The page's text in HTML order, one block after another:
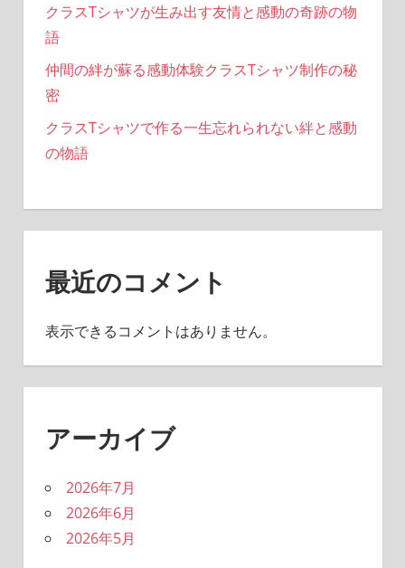
クラスTシャツが生み出す友情と感動の奇跡の物
語
仲間の絆が蘇る感動体験クラスTシャツ制作の秘
密
クラスTシャツで作る一生忘れられない絆と感動
の物語
最近のコメント
表示できるコメントはありません。
アーカイブ
2026年7月
2026年6月
2026年5月